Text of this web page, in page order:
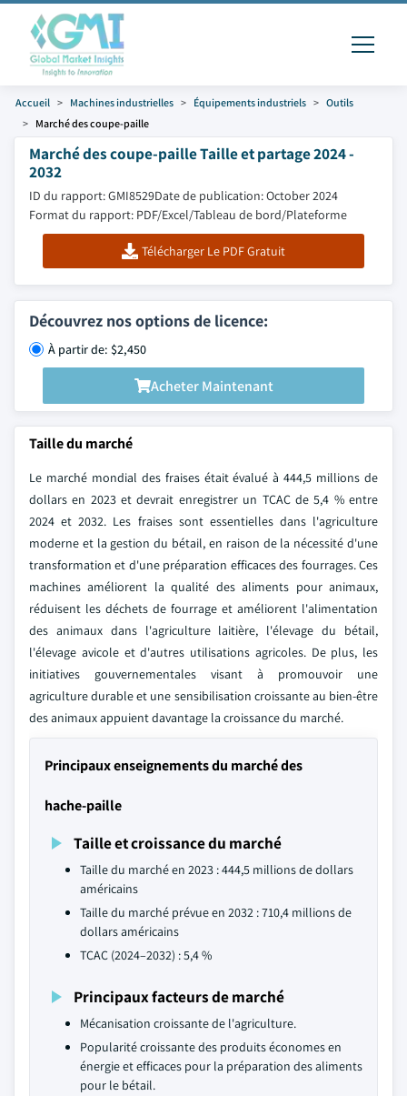
Accueil Machines industrielles Équipements industriels
Outils
Marché des coupe-paille
Marché des coupe-paille Taille et partage 2024 -
2032
ID du rapport: GMI8529Date de publication: October 2024
Format du rapport: PDF/Excel/Tableau de bord/Plateforme
Télécharger Le PDF Gratuit
Découvrez nos options de licence:
À partir de: $2,450
Acheter Maintenant
Taille du marché
Le marché mondial des fraises était évalué à 444,5 millions de
dollars en 2023 et devrait enregistrer un TCAC de 5,4 % entre
2024 et 2032. Les fraises sont essentielles dans l'agriculture
moderne et la gestion du bétail, en raison de la nécessité d'une
transformation et d'une préparation efficaces des fourrages. Ces
machines améliorent la qualité des aliments pour animaux,
réduisent les déchets de fourrage et améliorent l'alimentation
des animaux dans l'agriculture laitière, l'élevage du bétail,
l'élevage avicole et d'autres utilisations agricoles. De plus, les
initiatives gouvernementales visant à promouvoir une
agriculture durable et une sensibilisation croissante au bien-être
des animaux appuient davantage la croissance du marché.
Principaux enseignements du marché des
hache-paille
Taille et croissance du marché
Taille du marché en 2023 : 444,5 millions de dollars
américains
Taille du marché prévue en 2032 : 710,4 millions de
dollars américains
TCAC (2024–2032) : 5,4 %
Principaux facteurs de marché
Mécanisation croissante de l'agriculture.
Popularité croissante des produits économes en
énergie et efficaces pour la préparation des aliments
pour le bétail.